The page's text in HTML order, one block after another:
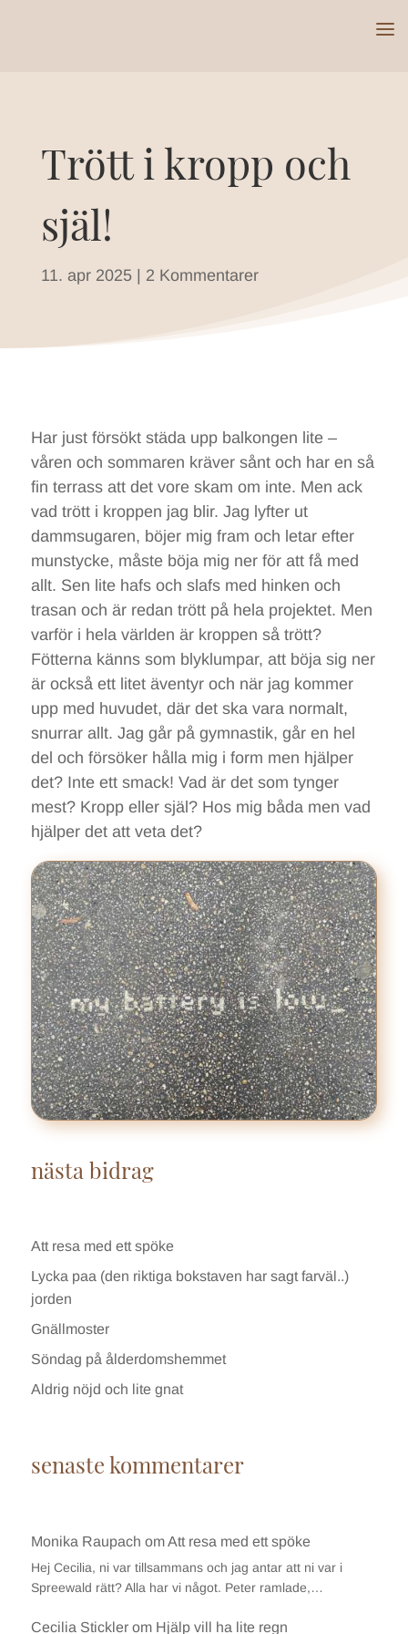
Trött i kropp och
själ!
11. apr 2025| 2 Kommentarer
Har just försökt städa upp balkongen lite –
våren och sommaren kräver sånt och har en så
fin terrass att det vore skam om inte. Men ack
vad trött i kroppen jag blir. Jag lyfter ut
dammsugaren, böjer mig fram och letar efter
munstycke, måste böja mig ner för att få med
allt. Sen lite hafs och slafs med hinken och
trasan och är redan trött på hela projektet. Men
varför i hela världen är kroppen så trött?
Fötterna känns som blyklumpar, att böja sig ner
är också ett litet äventyr och när jag kommer
upp med huvudet, där det ska vara normalt,
snurrar allt. Jag går på gymnastik, går en hel
del och försöker hålla mig i form men hjälper
det? Inte ett smack! Vad är det som tynger
mest? Kropp eller själ? Hos mig båda men vad
hjälper det att veta det?
nästa bidrag
Att resa med ett spöke
Lycka paa (den riktiga bokstaven har sagt farväl..)
jorden
Gnällmoster
Söndag på ålderdomshemmet
Aldrig nöjd och lite gnat
senaste kommentarer
Monika Raupach omAtt resa med ett spöke
Hej Cecilia, ni var tillsammans och jag antar att ni var i
Spreewald rätt? Alla har vi något. Peter ramlade,…
Cecilia Sticklerom Hjälp vill ha lite regn